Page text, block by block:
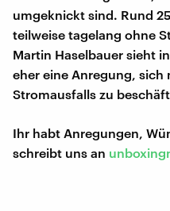
umgeknickt sind. Rund
teilweise tagelang ohne
Martin Haselbauer sieht
eher eine Anregung, sich
Stromausfalls zu
Ihr habt Anregungen,
schreibt uns an